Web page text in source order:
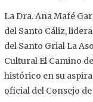
2
La Dra. Ana Mafé
del Santo Cáliz,
del Santo Grial La
Cultural El Camino
histórico en su
oficial del Consejo